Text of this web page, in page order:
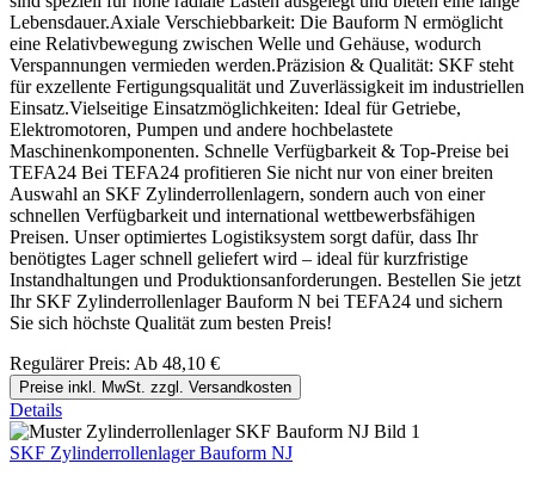
Lebensdauer.Axiale Verschiebbarkeit: Die Bauform N ermöglicht
eine Relativbewegung zwischen Welle und Gehäuse, wodurch
Verspannungen vermieden werden.Präzision & Qualität: SKF steht
für exzellente Fertigungsqualität und Zuverlässigkeit im industriellen
Einsatz.Vielseitige Einsatzmöglichkeiten: Ideal für Getriebe,
Elektromotoren, Pumpen und andere hochbelastete
Maschinenkomponenten. Schnelle Verfügbarkeit & Top-Preise bei
TEFA24 Bei TEFA24 profitieren Sie nicht nur von einer breiten
Auswahl an SKF Zylinderrollenlagern, sondern auch von einer
schnellen Verfügbarkeit und international wettbewerbsfähigen
Preisen. Unser optimiertes Logistiksystem sorgt dafür, dass Ihr
benötigtes Lager schnell geliefert wird – ideal für kurzfristige
Instandhaltungen und Produktionsanforderungen. Bestellen Sie jetzt
Ihr SKF Zylinderrollenlager Bauform N bei TEFA24 und sichern
Sie sich höchste Qualität zum besten Preis!
Regulärer Preis: Ab 48,10 €
Preise inkl. MwSt. zzgl. Versandkosten
Details
SKF Zylinderrollenlager Bauform NJ